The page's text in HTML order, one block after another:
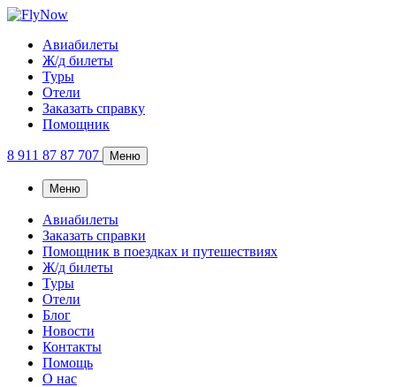
Авиабилеты
Ж/д билеты
Туры
Отели
Заказать справку
Помощник
8 911 87 87 707 Меню
Меню
Авиабилеты
Заказать справки
Помощник в поездках и путешествиях
Ж/д билеты
Туры
Отели
Блог
Новости
Контакты
Помощь
О нас